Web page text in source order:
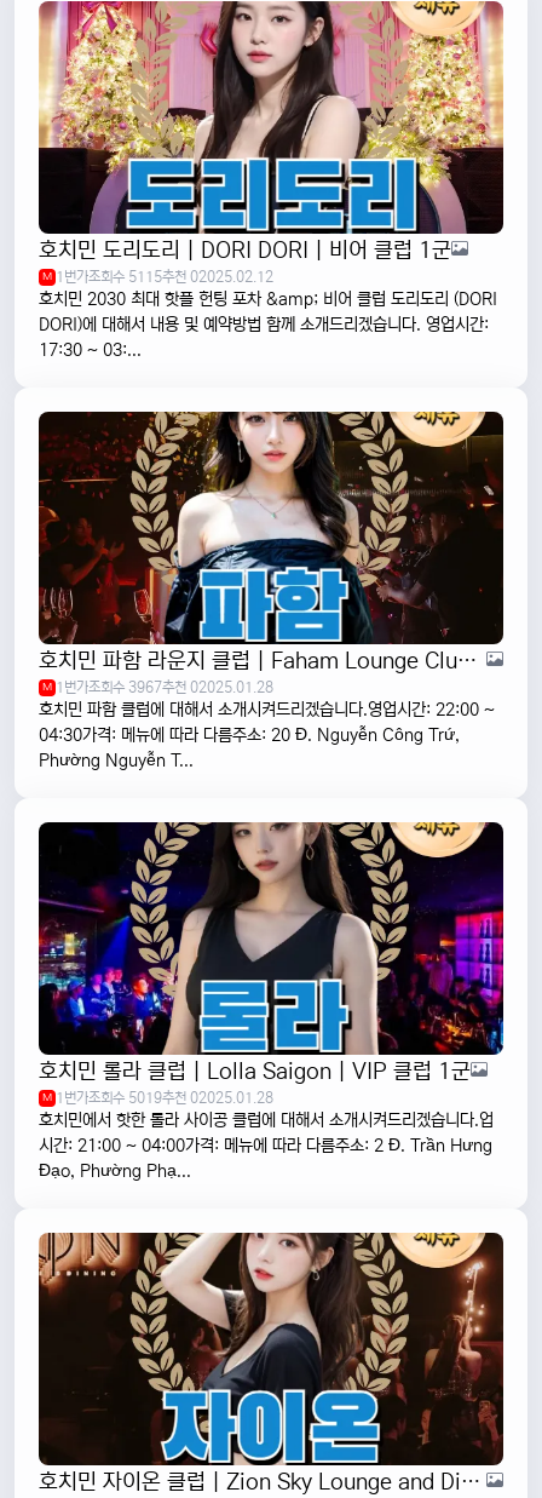
호치민 도리도리 | DORI DORI | 비어 클럽 1군
M 1번가조회수 5115추천 02025.02.12
호치민 2030 최대 핫플 헌팅 포차 &amp; 비어 클럽 도리도리 (DORI
DORI)에 대해서 내용 및 예약방법 함께 소개드리겠습니다. 영업시간:
17:30 ~ 03:...
호치민 파함 라운지 클럽 | Faham Lounge Club | VIP 클럽 1군
M 1번가조회수 3967추천 02025.01.28
호치민 파함 클럽에 대해서 소개시켜드리겠습니다.영업시간: 22:00 ~
04:30가격: 메뉴에 따라 다름주소: 20 Đ. Nguyễn Công Trứ,
Phường Nguyễn T...
호치민 롤라 클럽 | Lolla Saigon | VIP 클럽 1군
M 1번가조회수 5019추천 02025.01.28
호치민에서 핫한 롤라 사이공 클럽에 대해서 소개시켜드리겠습니다.업
시간: 21:00 ~ 04:00가격: 메뉴에 따라 다름주소: 2 Đ. Trần Hưng
Đạo, Phường Phạ...
호치민 자이온 클럽 | Zion Sky Lounge and Dining | 1군 VIP 클럽